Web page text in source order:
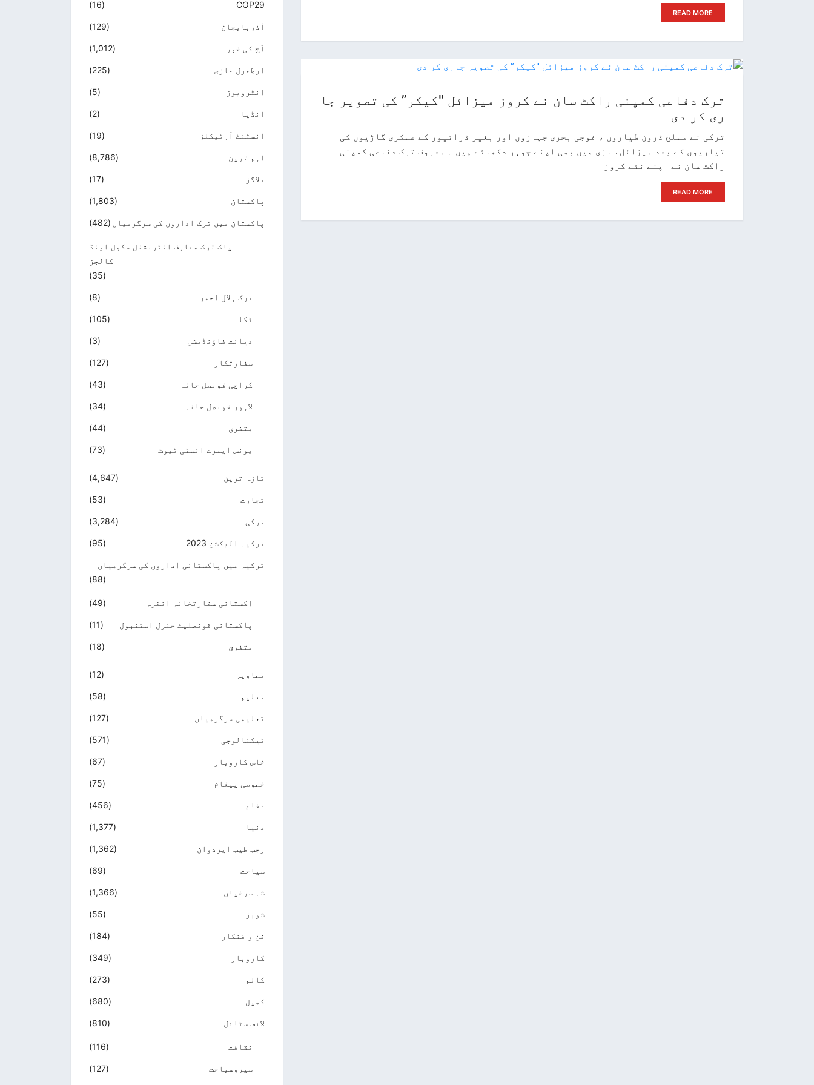
READ MORE
ترک دفاعی کمپنی راکٹ سان نے کروز میزائل "کیکر” کی تصویر جا
ری کر دی
ترکی نے مسلح ڈرون طیاروں ، فوجی بحری جہازوں اور بغیر ڈرائیور کے عسکری گاڑیوں کی
تیاریوں کے بعد میزائل سازی میں بھی اپنے جوہر دکھائے ہیں ۔ معروف ترک دفاعی کمپنی
راکٹ سان نے اپنے نئے کروز
READ MORE
COP29
(16)
آذربایجان (129)
آج کی خبر (1,012)
ارطغرل غازی (225)
انٹرویوز (5)
انڈیا (2)
انسٹنٹ آرٹیکلز (19)
اہم ترین (8,786)
بلاگز (17)
پاکستان (1,803)
پاکستان میں ترک اداروں کی سرگرمیاں (482)
پاک ترک معارف انٹرنشنل سکول اینڈ
کالجز
(35)
ترک ہلال احمر (8)
ٹکا (105)
دیانت فاؤنڈیشن (3)
سفارتکار (127)
کراچی قونصل خانہ (43)
لاہور قونصل خانہ (34)
متفرق (44)
یونس ایمرے انسٹی ٹیوٹ (73)
تازہ ترین (4,647)
تجارت (53)
ترکی (3,284)
ترکیہ الیکشن 2023 (95)
ترکیہ میں پاکستانی اداروں کی سرگرمیاں
(88)
اکستانی سفارتخانہ انقرہ (49)
پاکستانی قونصلیٹ جنرل استنبول (11)
متفرق (18)
تصاویر (12)
تعلیم (58)
تعلیمی سرگرمیاں (127)
ٹیکنالوجی (571)
خاص کاروبار (67)
خصوصی پیغام (75)
دفاع (456)
دنیا (1,377)
رجب طیب ایردوان (1,362)
سیاحت (69)
شہ سرخیاں (1,366)
شوبز (55)
فن و فنکار (184)
کاروبار (349)
کالم (273)
کھیل (680)
لائف سٹائل (810)
ثقافت (116)
سیروسیاحت (127)